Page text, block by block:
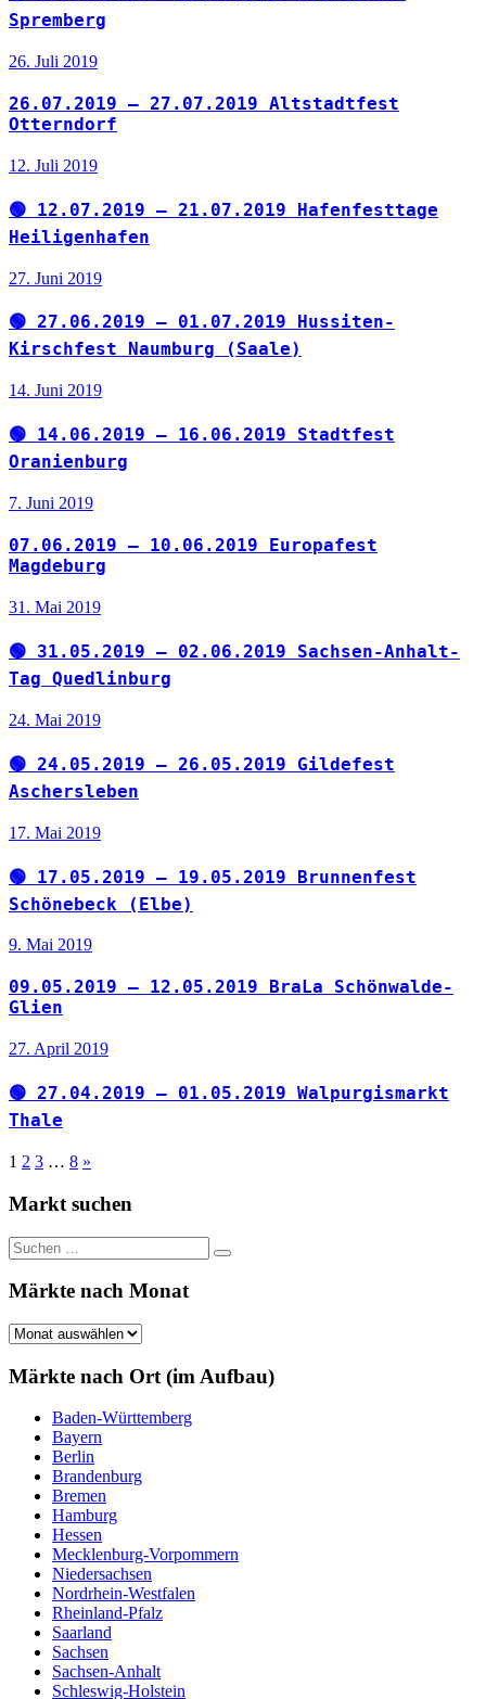
Spremberg
26. Juli 2019
26.07.2019 – 27.07.2019 Altstadtfest
Otterndorf
12. Juli 2019
🟢 12.07.2019 – 21.07.2019 Hafenfesttage
Heiligenhafen
27. Juni 2019
🟢 27.06.2019 – 01.07.2019 Hussiten-
Kirschfest Naumburg (Saale)
14. Juni 2019
🟢 14.06.2019 – 16.06.2019 Stadtfest
Oranienburg
7. Juni 2019
07.06.2019 – 10.06.2019 Europafest
Magdeburg
31. Mai 2019
🟢 31.05.2019 – 02.06.2019 Sachsen-Anhalt-
Tag Quedlinburg
24. Mai 2019
🟢 24.05.2019 – 26.05.2019 Gildefest
Aschersleben
17. Mai 2019
🟢 17.05.2019 – 19.05.2019 Brunnenfest
Schönebeck (Elbe)
9. Mai 2019
09.05.2019 – 12.05.2019 BraLa Schönwalde-
Glien
27. April 2019
🟢 27.04.2019 – 01.05.2019 Walpurgismarkt
Thale
Seitennummerierung
der
1 2 3 … 8 Nächste
»
Markt suchen
Suchen
nach:
Suchen
Märkte nach Monat
Märkte
Monat
Märkte nach Ort (im Aufbau)
Baden-Württemberg
Bayern
Berlin
Brandenburg
Bremen
Hamburg
Hessen
Mecklenburg-Vorpommern
Niedersachsen
Nordrhein-Westfalen
Rheinland-Pfalz
Saarland
Sachsen
Sachsen-Anhalt
Schleswig-Holstein